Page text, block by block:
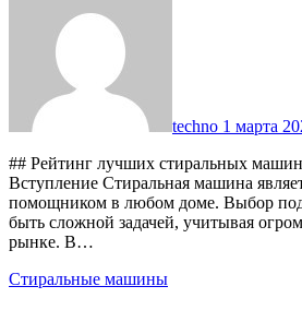
techno 1 марта
## Рейтинг лучших стиральных
Вступление Стиральная машина
помощником в любом доме. Выбор
быть сложной задачей, учитывая
рынке. В…
Стиральные машины